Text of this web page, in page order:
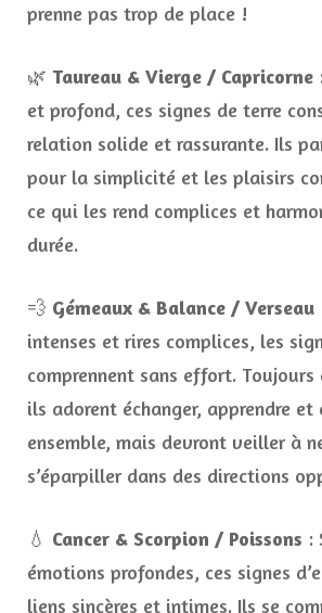
prenne pas trop de place !
🌿 Taureau & Vierge / Capricorne
et profond, ces signes de terre
relation solide et rassurante. Ils
pour la simplicité et les plaisirs
ce qui les rend complices et
durée.
💨 Gémeaux & Balance / Verseau
intenses et rires complices, les
comprennent sans effort. Toujours
ils adorent échanger, apprendre et
ensemble, mais devront veiller à
s’éparpiller dans des directions
💧 Cancer & Scorpion / Poissons :
émotions profondes, ces signes
liens sincères et intimes. Ils se